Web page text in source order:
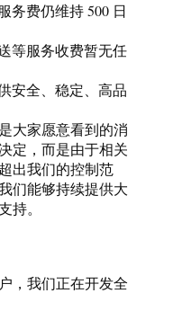
务费仍维持 500 日
等服务收费暂无任
安全、稳定、高品
大家愿意看到的消
定，而是由于相关
出我们的控制范
们能够持续提供大
持。
，我们正在开发全